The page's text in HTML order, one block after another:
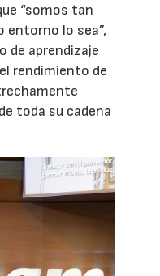
“somos tan
lo sea”,
de aprendizaje
rendimiento de
toda su cadena